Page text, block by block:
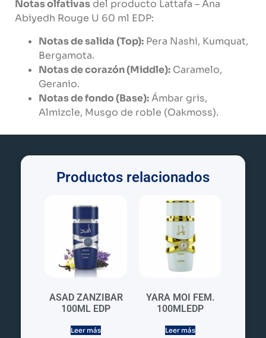
Notas olfativas del producto Lattafa – Ana
Abiyedh Rouge U 60 ml EDP:
Notas de salida (Top): Pera Nashi, Kumquat,
Bergamota.
Notas de corazón (Middle): Caramelo,
Geranio.
Notas de fondo (Base):Ámbar gris,
Almizcle, Musgo de roble (Oakmoss).
Productos relacionados
ASAD ZANZIBAR
100ML EDP
Leer más
YARA MOI FEM.
100MLEDP
Leer más